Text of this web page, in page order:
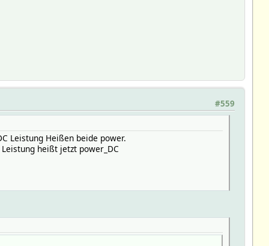
#559
Leistung Heißen beide power.
heißt jetzt power_DC